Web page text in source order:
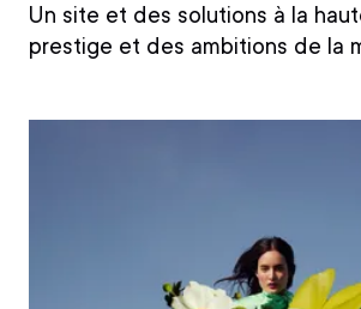
Un site et des solutions à la
prestige et des ambitions de la